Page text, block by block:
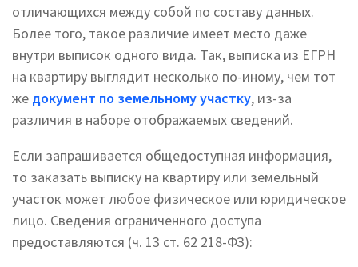
отличающихся между собой по составу данных.
Более того, такое различие имеет место даже
внутри выписок одного вида. Так, выписка из ЕГРН
на квартиру выглядит несколько по-иному, чем тот
же документ по земельному участку, из-за
различия в наборе отображаемых сведений.
Если запрашивается общедоступная информация,
то заказать выписку на квартиру или земельный
участок может любое физическое или юридическое
лицо. Сведения ограниченного доступа
предоставляются (ч. 13 ст. 62 218-ФЗ):